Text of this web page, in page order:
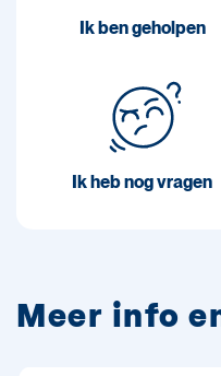
Ik ben geholpen
Ik heb nog vragen
Meer info